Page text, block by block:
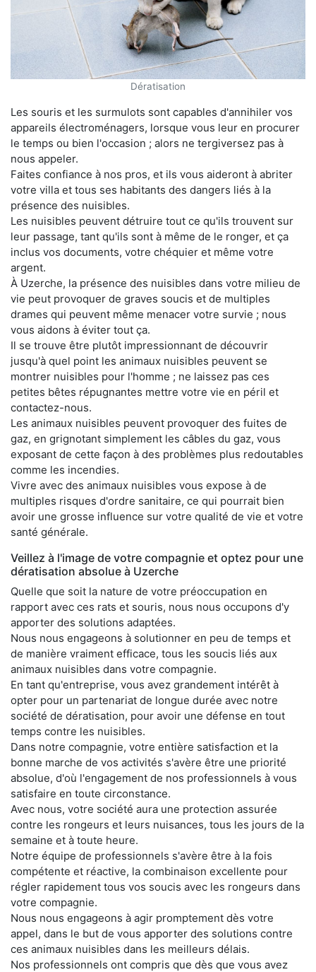
Dératisation
Les souris et les surmulots sont capables d'annihiler vos
appareils électroménagers, lorsque vous leur en procurer
le temps ou bien l'occasion ; alors ne tergiversez pas à
nous appeler.
Faites confiance à nos pros, et ils vous aideront à abriter
votre villa et tous ses habitants des dangers liés à la
présence des nuisibles.
Les nuisibles peuvent détruire tout ce qu'ils trouvent sur
leur passage, tant qu'ils sont à même de le ronger, et ça
inclus vos documents, votre chéquier et même votre
argent.
À Uzerche, la présence des nuisibles dans votre milieu de
vie peut provoquer de graves soucis et de multiples
drames qui peuvent même menacer votre survie ; nous
vous aidons à éviter tout ça.
Il se trouve être plutôt impressionnant de découvrir
jusqu'à quel point les animaux nuisibles peuvent se
montrer nuisibles pour l'homme ; ne laissez pas ces
petites bêtes répugnantes mettre votre vie en péril et
contactez-nous.
Les animaux nuisibles peuvent provoquer des fuites de
gaz, en grignotant simplement les câbles du gaz, vous
exposant de cette façon à des problèmes plus redoutables
comme les incendies.
Vivre avec des animaux nuisibles vous expose à de
multiples risques d'ordre sanitaire, ce qui pourrait bien
avoir une grosse influence sur votre qualité de vie et votre
santé générale.
Veillez à l'image de votre compagnie et optez pour une
dératisation absolue à Uzerche
Quelle que soit la nature de votre préoccupation en
rapport avec ces rats et souris, nous nous occupons d'y
apporter des solutions adaptées.
Nous nous engageons à solutionner en peu de temps et
de manière vraiment efficace, tous les soucis liés aux
animaux nuisibles dans votre compagnie.
En tant qu'entreprise, vous avez grandement intérêt à
opter pour un partenariat de longue durée avec notre
société de dératisation, pour avoir une défense en tout
temps contre les nuisibles.
Dans notre compagnie, votre entière satisfaction et la
bonne marche de vos activités s'avère être une priorité
absolue, d'où l'engagement de nos professionnels à vous
satisfaire en toute circonstance.
Avec nous, votre société aura une protection assurée
contre les rongeurs et leurs nuisances, tous les jours de la
semaine et à toute heure.
Notre équipe de professionnels s'avère être à la fois
compétente et réactive, la combinaison excellente pour
régler rapidement tous vos soucis avec les rongeurs dans
votre compagnie.
Nous nous engageons à agir promptement dès votre
appel, dans le but de vous apporter des solutions contre
ces animaux nuisibles dans les meilleurs délais.
Nos professionnels ont compris que dès que vous avez